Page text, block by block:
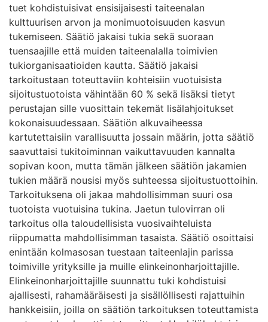
tuet kohdistuisivat ensisijaisesti taiteenalan
kulttuurisen arvon ja monimuotoisuuden kasvun
tukemiseen. Säätiö jakaisi tukia sekä suoraan
tuensaajille että muiden taiteenalalla toimivien
tukiorganisaatioiden kautta. Säätiö jakaisi
tarkoitustaan toteuttaviin kohteisiin vuotuisista
sijoitustuotoista vähintään 60 % sekä lisäksi tietyt
perustajan sille vuosittain tekemät lisälahjoitukset
kokonaisuudessaan. Säätiön alkuvaiheessa
kartutettaisiin varallisuutta jossain määrin, jotta säätiö
saavuttaisi tukitoiminnan vaikuttavuuden kannalta
sopivan koon, mutta tämän jälkeen säätiön jakamien
tukien määrä nousisi myös suhteessa sijoitustuottoihin.
Tarkoituksena oli jakaa mahdollisimman suuri osa
tuotoista vuotuisina tukina. Jaetun tulovirran oli
tarkoitus olla taloudellisista vuosivaihteluista
riippumatta mahdollisimman tasaista. Säätiö osoittaisi
enintään kolmasosan tuestaan taiteenlajin parissa
toimiville yrityksille ja muille elinkeinonharjoittajille.
Elinkeinonharjoittajille suunnattu tuki kohdistuisi
ajallisesti, rahamääräisesti ja sisällöllisesti rajattuihin
hankkeisiin, joilla on säätiön tarkoituksen toteuttamista